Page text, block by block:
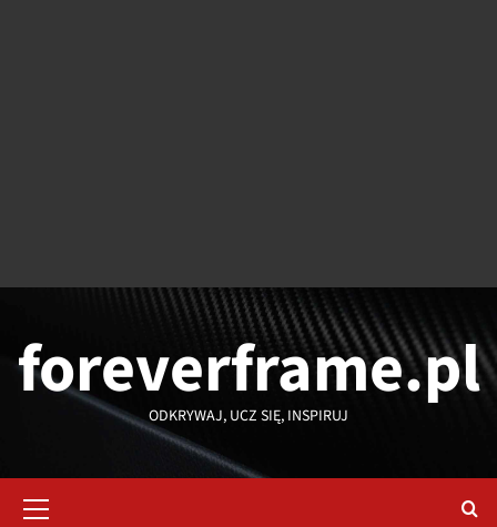
foreverframe.pl
ODKRYWAJ, UCZ SIĘ, INSPIRUJ
główne